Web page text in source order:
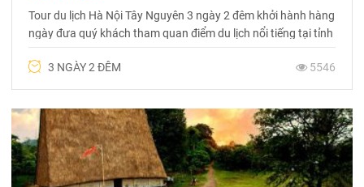
Tour du lịch Hà Nội Tây Nguyên 3 ngày 2 đêm khởi hành hàng
ngày đưa quý khách tham quan điểm du lịch nổi tiếng tại tỉnh
3 NGÀY 2 ĐÊM
5546